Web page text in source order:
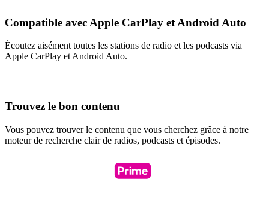
Compatible avec Apple CarPlay et Android Auto
Écoutez aisément toutes les stations de radio et les podcasts via
Apple CarPlay et Android Auto.
Trouvez le bon contenu
Vous pouvez trouver le contenu que vous cherchez grâce à notre
moteur de recherche clair de radios, podcasts et épisodes.